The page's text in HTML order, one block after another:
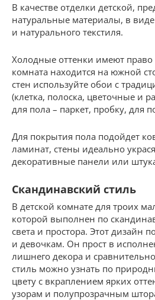
В качестве отделки детской,
натуральные материалы, в
и натурального текстиля.
Холодные оттенки имеют право
комната находится на южной
стен используйте обои с
(клетка, полоска, цветочные и
для пола – паркет, пробку, для
Для покрытия пола подойдет
ламинат, стены идеально
декоративные панели или
Скандинавский стиль
В детской комнате для троих
которой выполнен по
света и простора. Этот дизайн
и девочкам. Он прост в
лишнего декора и
стиль можно узнать по
цвету с вкраплением ярких
узорам и полупрозрачным